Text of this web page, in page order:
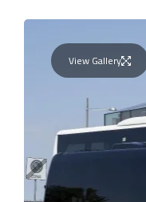
View Gallery